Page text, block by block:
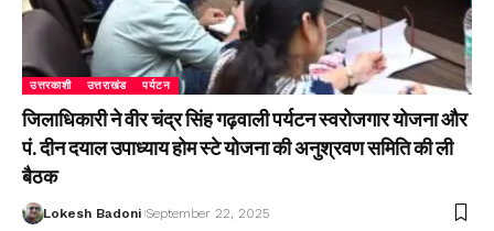
उत्तरकाशी उत्तराखंड पर्यटन
जिलाधिकारी ने वीर चंद्र सिंह गढ़वाली पर्यटन स्वरोजगार योजना और
पं. दीन दयाल उपाध्याय होम स्टे योजना की अनुश्रवण समिति की ली
बैठक
Lokesh Badoni September 22, 2025